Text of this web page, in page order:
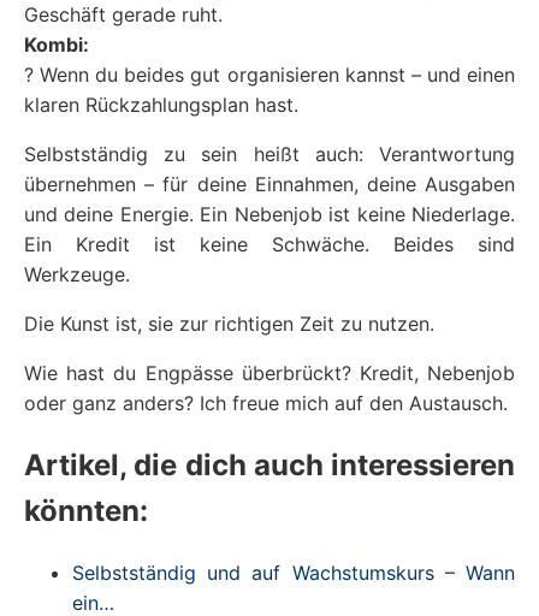
Geschäft gerade ruht.
Kombi:
? Wenn du beides gut organisieren kannst – und einen
klaren Rückzahlungsplan hast.
Selbstständig zu sein heißt auch: Verantwortung
übernehmen – für deine Einnahmen, deine Ausgaben
und deine Energie. Ein Nebenjob ist keine Niederlage.
Ein Kredit ist keine Schwäche. Beides sind
Werkzeuge.
Die Kunst ist, sie zur richtigen Zeit zu nutzen.
Wie hast du Engpässe überbrückt? Kredit, Nebenjob
oder ganz anders? Ich freue mich auf den Austausch.
Artikel, die dich auch interessieren
könnten:
Selbstständig und auf Wachstumskurs – Wann
ein…